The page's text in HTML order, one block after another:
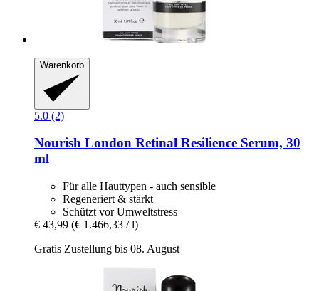
Warenkorb
5.0 (2)
Nourish London Retinal Resilience Serum, 30
ml
Für alle Hauttypen - auch sensible
Regeneriert & stärkt
Schützt vor Umweltstress
€ 43,99 (€ 1.466,33 / l)
Gratis Zustellung bis 08. August